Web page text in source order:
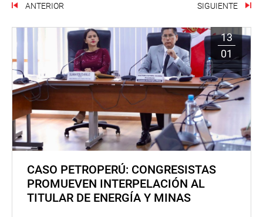
ANTERIOR SIGUIENTE
13
01
CASO PETROPERÚ: CONGRESISTAS
PROMUEVEN INTERPELACIÓN AL
TITULAR DE ENERGÍA Y MINAS